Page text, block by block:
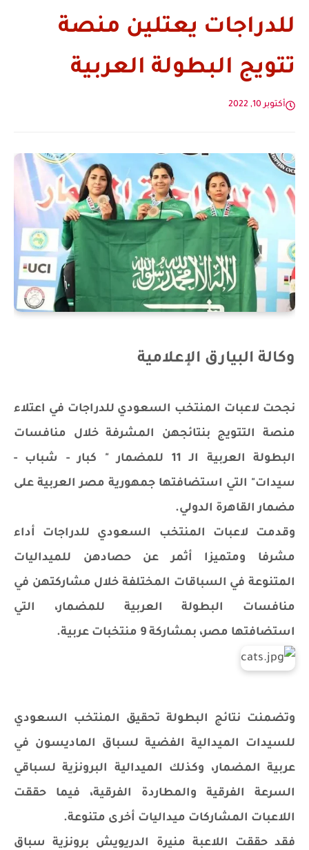
للدراجات يعتلين منصة
تتويج البطولة العربية
أكتوبر 10, 2022
وكالة البيارق الإعلامية
نجحت لاعبات المنتخب السعودي للدراجات في اعتلاء
منصة التتويج بنتائجهن المشرفة خلال منافسات
البطولة العربية الـ 11 للمضمار " كبار - شباب -
سيدات" التي استضافتها جمهورية مصر العربية على
مضمار القاهرة الدولي.
وقدمت لاعبات المنتخب السعودي للدراجات أداء
مشرفا ومتميزا أثمر عن حصادهن للميداليات
المتنوعة في السباقات المختلفة خلال مشاركتهن في
منافسات البطولة العربية للمضمار، التي
استضافتها مصر، بمشاركة 9 منتخبات عربية.
وتضمنت نتائج البطولة تحقيق المنتخب السعودي
للسيدات الميدالية الفضية لسباق الماديسون في
عربية المضمار، وكذلك الميدالية البرونزية لسباقي
السرعة الفرقية والمطاردة الفرقية، فيما حققت
اللاعبات المشاركات ميداليات أخرى متنوعة.
فقد حققت اللاعبة منيرة الدريويش برونزية سباق